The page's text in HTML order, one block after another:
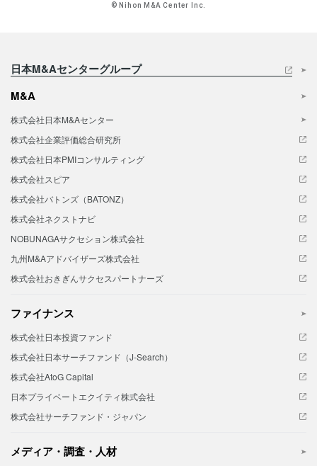
© Nihon M&A Center Inc.
日本M&Aセンターグループ
M&A
株式会社日本M&Aセンター
株式会社企業評価総合研究所
株式会社日本PMIコンサルティング
株式会社スピア
株式会社バトンズ（BATONZ）
株式会社ネクストナビ
NOBUNAGAサクセション株式会社
九州M&Aアドバイザーズ株式会社
株式会社おきぎんサクセスパートナーズ
ファイナンス
株式会社日本投資ファンド
株式会社日本サーチファンド（J-Search）
株式会社AtoG Capital
日本プライベートエクイティ株式会社
株式会社サーチファンド・ジャパン
メディア・調査・人材